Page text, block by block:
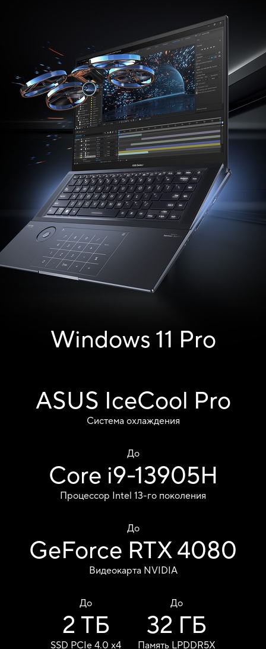
Windows 11 Pro
ASUS IceCool Pro
Система охлаждения
До
Core i9-13905H
Процессор Intel 13-го поколения
До
GeForce RTX 4080
Видеокарта NVIDIA
До
2 ТБ
SSD PCIe 4.0 x4
До
32 ГБ
Память LPDDR5X